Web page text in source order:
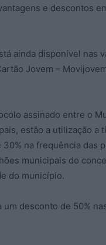
e descontos
ainda disponível nas
Jovem –
assinado entre o
estão a utilização a
na frequência das
municipais do
do município.
desconto de 50%